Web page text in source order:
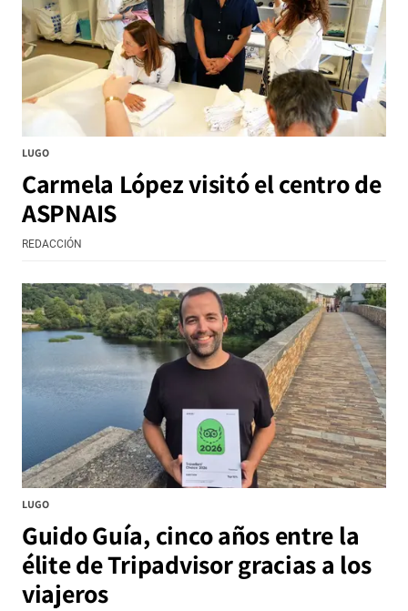
LUGO
Carmela López visitó el centro de
ASPNAIS
REDACCIÓN
LUGO
Guido Guía, cinco años entre la
élite de Tripadvisor gracias a los
viajeros